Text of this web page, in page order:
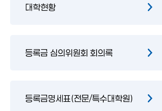
대학현황
등록금 심의위원회 회의록
등록금명세표(전문/특수대학원)